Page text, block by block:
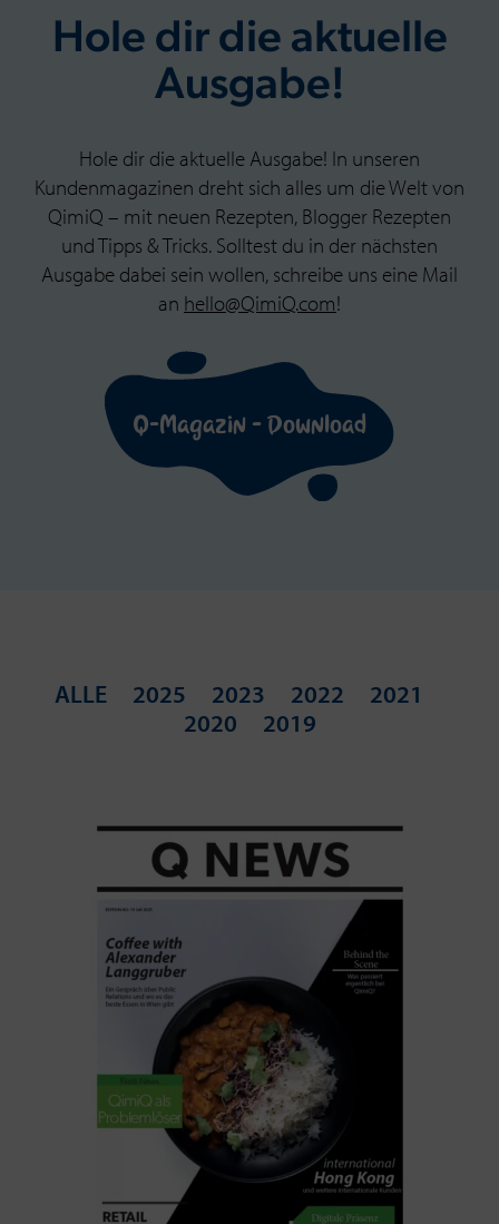
Hole dir die aktuelle
Ausgabe!
Hole dir die aktuelle Ausgabe! In unseren
Kundenmagazinen dreht sich alles um die Welt von
QimiQ – mit neuen Rezepten, Blogger Rezepten
und Tipps & Tricks. Solltest du in der nächsten
Ausgabe dabei sein wollen, schreibe uns eine Mail
an hello@QimiQ.com!
Q-Magazin – Download
ALLE 2025 2023 2022
2021
2020
2019